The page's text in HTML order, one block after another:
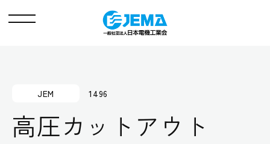
メ
JEM 1496
高圧カットアウト